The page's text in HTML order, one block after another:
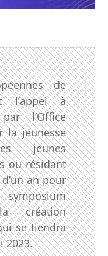
de
l’appel à
l’Office
la jeunesse
jeunes
ou résidant
an pour
création
se tiendra
2023.